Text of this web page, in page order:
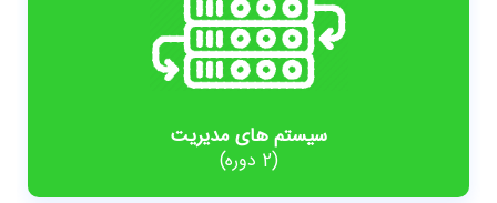
سیستم های مدیریت
(2 دوره)